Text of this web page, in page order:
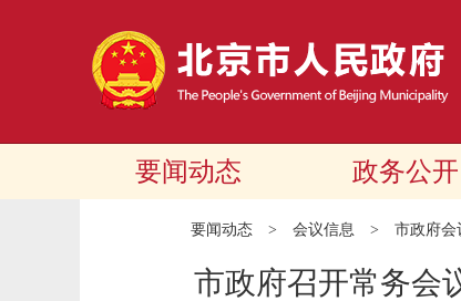
要闻动态 政务公开
要闻动态 > 会议信息 > 市政府会
市政府召开常务会